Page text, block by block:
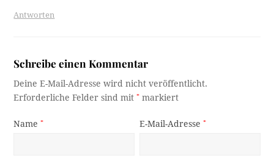
Antworten
Schreibe einen Kommentar
Deine E-Mail-Adresse wird nicht veröffentlicht.
Erforderliche Felder sind mit* markiert
Name* E-Mail-Adresse*